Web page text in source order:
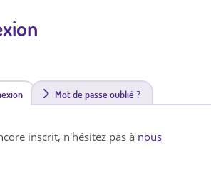
(
n
Mot de passe oublié ?
inscrit, n'hésitez pas à nous